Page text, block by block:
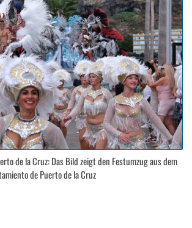
de la Cruz: Das Bild zeigt den Festumzug aus dem
de Puerto de la Cruz